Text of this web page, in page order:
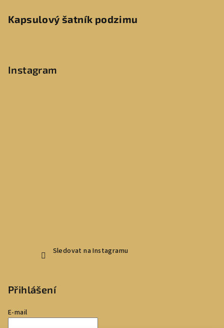
Kapsulový šatník podzimu
Instagram
Sledovat na Instagramu
Přihlášení
E-mail